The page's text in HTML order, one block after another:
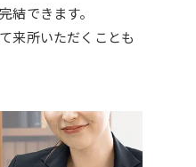
結できます。
来所いただくことも